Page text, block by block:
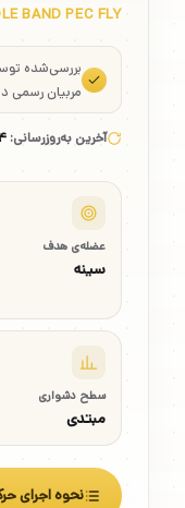
BAND PEC FLY
بررسی‌شده
مربیان رسمی
آخرین به‌روزرسانی:۱۴
عضله‌ی هدف
سینه
سطح دشواری
مبتدی
نحوه اجرای